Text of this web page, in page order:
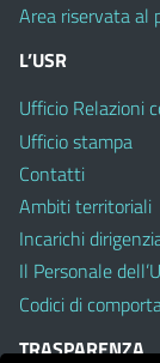
Area riservata al
L’USR
Ufficio Relazioni
Ufficio stampa
Contatti
Ambiti territoriali
Incarichi
Il Personale
Codici di
TRASPARENZA